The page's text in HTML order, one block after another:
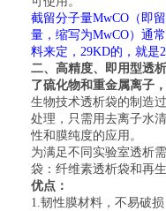
截留分子量MwCO （即
量，缩写为MwCO）通
料来定， 29KD的，就是
二、高精度、即用型透
了硫化物和重金属离子
生物技术透析袋的制造
处理，只需用去离子水
性和膜纯度的应用。
为满足不同实验室透析
袋：纤维素透析袋和再
优点：
1.韧性膜材料，不易破损